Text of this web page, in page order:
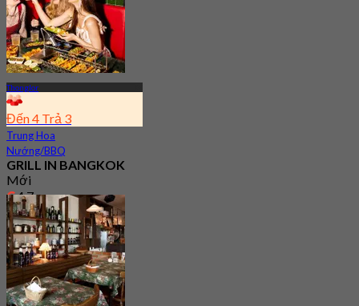
Thonglor
Đến 4 Trả 3
Trung Hoa
Nướng/BBQ
GRILL IN BANGKOK
Mới
4.7
Từ฿ 347.5